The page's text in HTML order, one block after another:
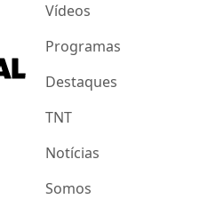
Vídeos
Programas
Destaques
TNT
Notícias
Somos